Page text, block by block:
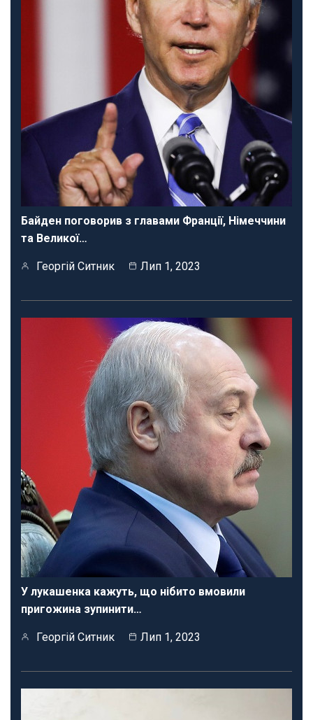
Байден поговорив з главами Франції, Німеччини
та Великої…
Георгій Ситник Лип 1, 2023
У лукашенка кажуть, що нібито вмовили
пригожина зупинити…
Георгій Ситник Лип 1, 2023